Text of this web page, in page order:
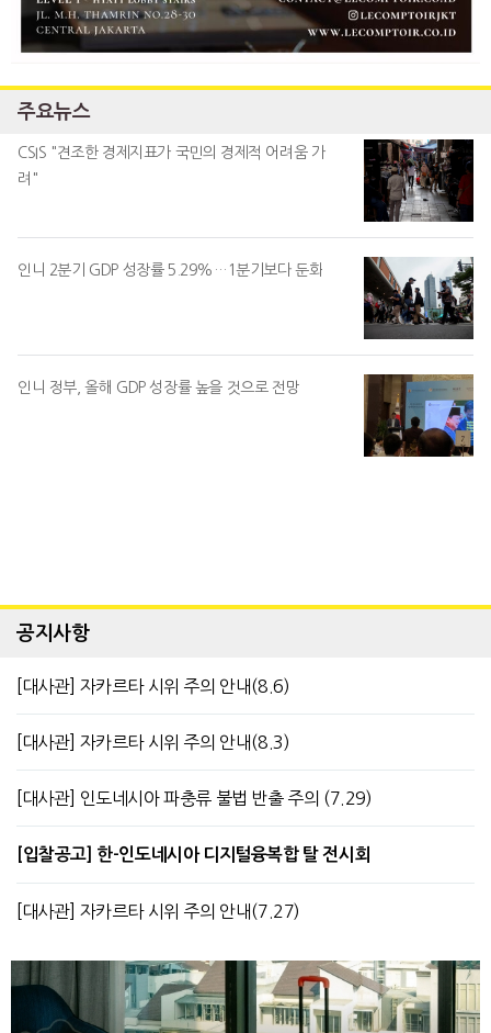
주요뉴스
CSIS "견조한 경제지표가 국민의 경제적 어려움 가
려"
인니 2분기 GDP 성장률 5.29%…1분기보다 둔화
인니 정부, 올해 GDP 성장률 높을 것으로 전망
공지사항
[대사관] 자카르타 시위 주의 안내(8.6)
[대사관] 자카르타 시위 주의 안내(8.3)
[대사관] 인도네시아 파충류 불법 반출 주의 (7.29)
[입찰공고] 한-인도네시아 디지털융복합 탈 전시회
[대사관] 자카르타 시위 주의 안내(7.27)